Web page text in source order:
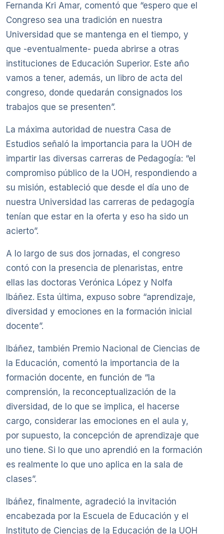
Fernanda Kri Amar, comentó que “espero que el
Congreso sea una tradición en nuestra
Universidad que se mantenga en el tiempo, y
que -eventualmente- pueda abrirse a otras
instituciones de Educación Superior. Este año
vamos a tener, además, un libro de acta del
congreso, donde quedarán consignados los
trabajos que se presenten”.
La máxima autoridad de nuestra Casa de
Estudios señaló la importancia para la UOH de
impartir las diversas carreras de Pedagogía: “el
compromiso público de la UOH, respondiendo a
su misión, estableció que desde el día uno de
nuestra Universidad las carreras de pedagogía
tenían que estar en la oferta y eso ha sido un
acierto”.
A lo largo de sus dos jornadas, el congreso
contó con la presencia de plenaristas, entre
ellas las doctoras Verónica López y Nolfa
Ibáñez. Esta última, expuso sobre “aprendizaje,
diversidad y emociones en la formación inicial
docente”.
Ibáñez, también Premio Nacional de Ciencias de
la Educación, comentó la importancia de la
formación docente, en función de “la
comprensión, la reconceptualización de la
diversidad, de lo que se implica, el hacerse
cargo, considerar las emociones en el aula y,
por supuesto, la concepción de aprendizaje que
uno tiene. Si lo que uno aprendió en la formación
es realmente lo que uno aplica en la sala de
clases”.
Ibáñez, finalmente, agradeció la invitación
encabezada por la Escuela de Educación y el
Instituto de Ciencias de la Educación de la UOH